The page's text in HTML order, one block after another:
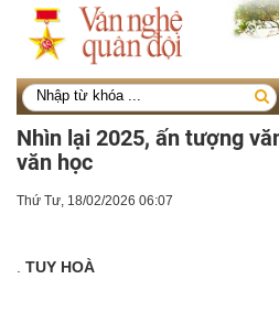
Nhìn lại 2025, ấn tượng
văn học
Thứ Tư, 18/02/2026 06:07
. TUY HOÀ